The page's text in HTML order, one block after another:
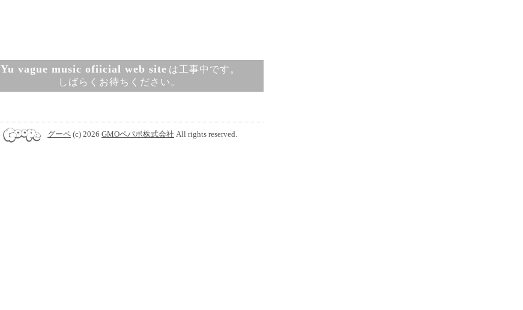
Yu vague music ofiicial web site は工事中です。
しばらくお待ちください。
グーペ (c) 2026 GMOペパボ株式会社 All rights reserved.